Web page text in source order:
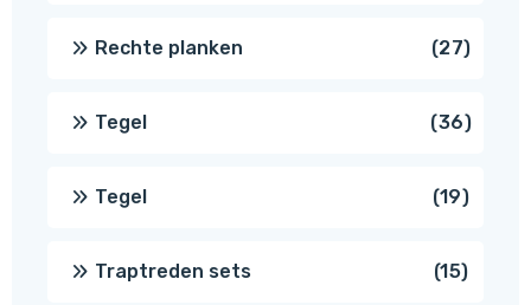
Rechte planken 2727
Tegel 3636
Tegel 1919
Traptreden sets 1515